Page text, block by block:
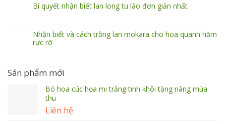
Bí quyết nhận biết lan long tu lào đơn giản nhất
Nhận biết và cách trồng lan mokara cho hoa quanh năm
rực rỡ
Sản phẩm mới
Bó hoa cúc họa mi trắng tinh khôi tặng nàng mùa
thu
Liên hệ